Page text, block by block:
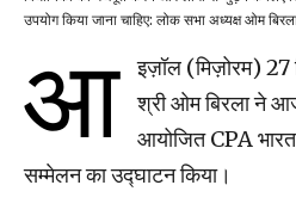
उपयोग किया जाना चाहिए: लोक सभा अध्यक्ष ओम
आ
इज़ॉल (मिज़ोरम) 27
श्री ओम बिरला ने
आयोजित CPA
सम्मेलन का उद्घाटन किया।